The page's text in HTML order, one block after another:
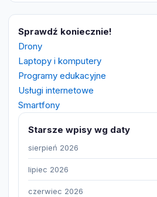
Sprawdź koniecznie!
Drony
Laptopy i komputery
Programy edukacyjne
Usługi internetowe
Smartfony
Starsze wpisy wg daty
sierpień 2026
lipiec 2026
czerwiec 2026